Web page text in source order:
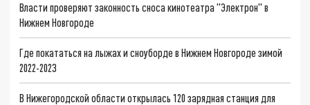
Власти проверяют законность сноса кинотеатра "Электрон" в
Нижнем Новгороде
Где покататься на лыжах и сноуборде в Нижнем Новгороде зимой
2022-2023
В Нижегородской области открылась 120 зарядная станция для